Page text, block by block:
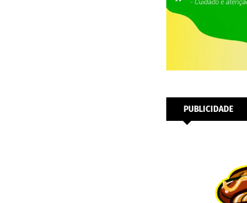
PUBLICIDADE